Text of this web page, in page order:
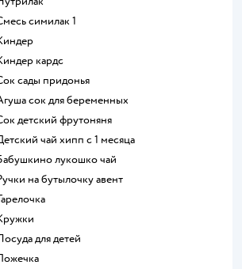
смесь симилак 1
киндер
киндер кардс
сок сады придонья
агуша сок для беременных
сок детский фрутоняня
детский чай хипп с 1 месяца
бабушкино лукошко чай
ручки на бутылочку авент
тарелочка
кружки
посуда для детей
ложечка